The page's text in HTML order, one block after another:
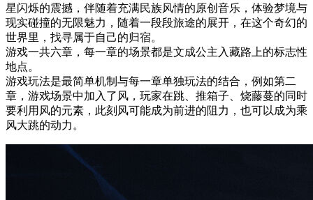
星闪烁的震撼，伴随着充满民族风情的原创音乐，体验梦境与
现实碰撞的无限魅力，随着一段段旅途的展开，在这个奇幻的
世界里，找寻属于自己的归宿。
游戏一共六章，每一章的场景都是文成公主入藏路上的标志性
地点。
游戏玩法是最简单机制与每一章单独玩法的结合，例如第二
章，游戏场景中加入了风，玩家在跳、推箱子、烧藤蔓的同时
要利用风的元素，此刻风可能成为前进的阻力，也可以成为乘
风大跳的动力。